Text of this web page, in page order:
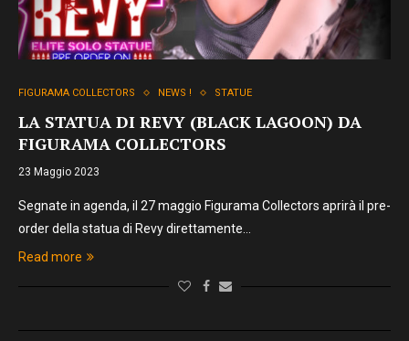
FIGURAMA COLLECTORS NEWS ! STATUE
LA STATUA DI REVY (BLACK LAGOON) DA
FIGURAMA COLLECTORS
23 Maggio 2023
Segnate in agenda, il 27 maggio Figurama Collectors aprirà il pre-
order della statua di Revy direttamente…
Read more